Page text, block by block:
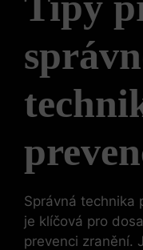
Správná technika
je klíčová pro
prevenci zranění.